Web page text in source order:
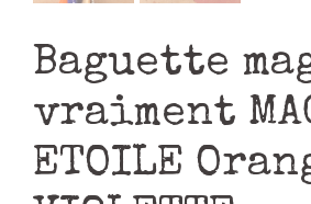
Baguette
vraiment
ETOILE